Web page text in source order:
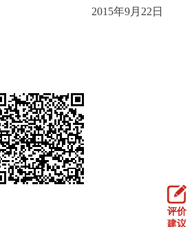
2015年9月22日
评价
建议